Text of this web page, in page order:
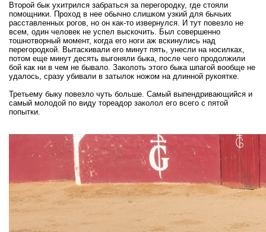
Второй бык ухитрился забраться за перегородку, где стояли
помощники. Проход в нее обычно слишком узкий для бычьих
расставленных рогов, но он как-то извернулся. И тут повезло не
всем, один человек не успел выскочить. Был совершенно
тошнотворный момент, когда его ноги аж вскинулись над
перегородкой. Вытаскивали его минут пять, унесли на носилках,
потом еще минут десять выгоняли быка, после чего продолжили
бой как ни в чем не бывало. Заколоть этого быка шпагой вообще не
удалось, сразу убивали в затылок ножом на длинной рукоятке.
Третьему быку повезло чуть больше. Самый выпендривающийся и
самый молодой по виду тореадор заколол его всего с пятой
попытки.